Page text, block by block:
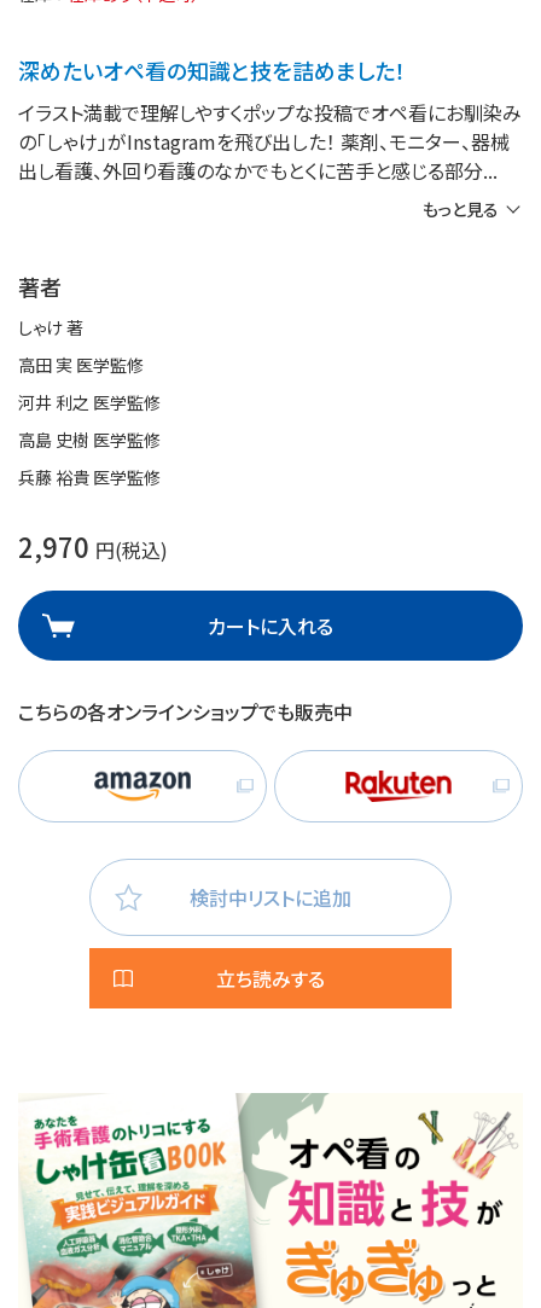
深めたいオペ看の知識と技を詰めました！
イラスト満載で理解しやすくポップな投稿でオペ看にお馴染み
の「しゃけ」がInstagramを飛び出した！ 薬剤、モニター、器械
出し看護、外回り看護のなかでもとくに苦手と感じる部分
もっと見る
著者
しゃけ 著
高田 実 医学監修
河井 利之 医学監修
高島 史樹 医学監修
兵藤 裕貴 医学監修
2,970 円(税込)
カートに入れる
こちらの各オンラインショップでも販売中
検討中リストに追加
立ち読みする